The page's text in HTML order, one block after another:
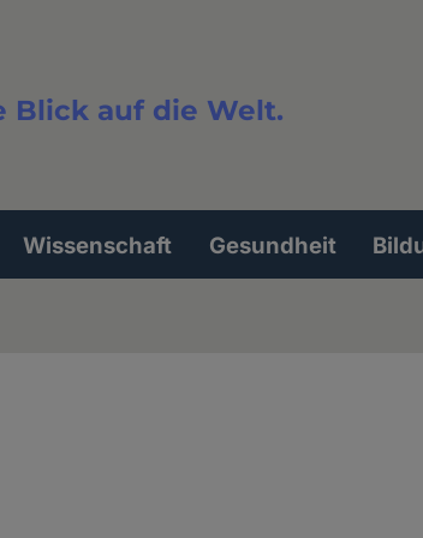
Blick auf die Welt.
Wissenschaft Gesundheit